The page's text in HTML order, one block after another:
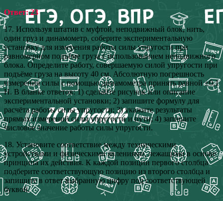
Ответ: 23
17. Используя штатив с муфтой, неподвижный блок, нить,
один груз и динамометр, соберите экспериментальную
установку для измерения работы силы упругости при
равномерном подъёме груза с использованием неподвижного
блока. Определите работу, совершаемую силой упругости при
подъёме груза на высоту 40 см. Абсолютную погрешность
измерения силы с помощью динамометра принять равной ±0,1
Н. В бланке ответов: 1) сделайте рисунок или описание
экспериментальной установки; 2) запишите формулу для
расчёта работы силы упругости; 3) укажите результаты
прямых измерений силы упругости и пути; 4) запишите
числовое значение работы силы упругости.
18. Установите соответствие между техническими
устройствами и физическими явлениями, лежащими в основе
принципа их действия. К каждой позиции первого столбца
подберите соответствующую позицию из второго столбца и
запишите в ответ выбранную цифру под соответствующей
буквой.